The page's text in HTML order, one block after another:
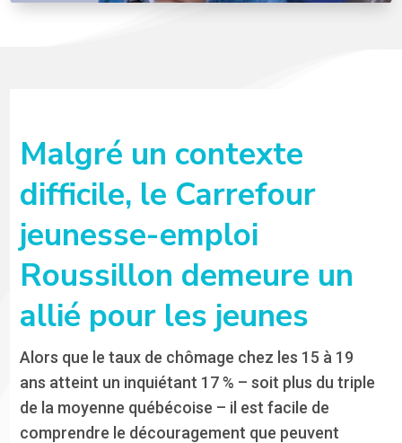
Malgré un contexte
difficile, le Carrefour
jeunesse-emploi
Roussillon demeure un
allié pour les jeunes
Alors que le taux de chômage chez les 15 à 19
ans atteint un inquiétant 17 % – soit plus du triple
de la moyenne québécoise – il est facile de
comprendre le découragement que peuvent